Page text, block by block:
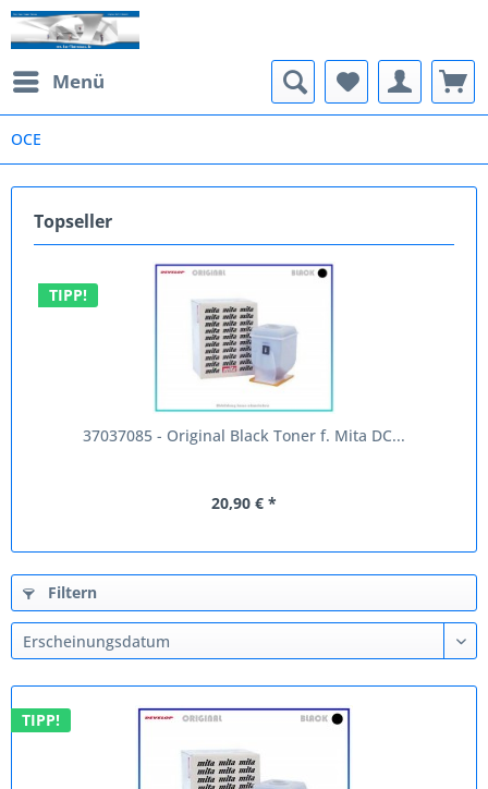
Menü
OCE
Topseller
TIPP!
37037085 - Original Black Toner f. Mita DC...
20,90 € *
Filtern
TIPP!